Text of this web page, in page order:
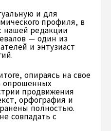
и для
профиля, в
нашей редакции
— один из
и энтузиаст
опираясь на свое
опрошенных
продвижения
орфография и
полностью.
совпадать с